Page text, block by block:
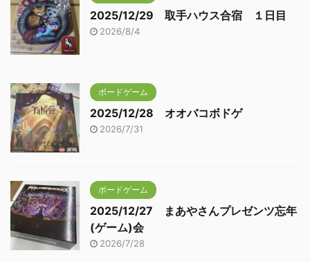
2025/12/29 取手ハウス合宿 １日目
2026/8/4
ボードゲーム
2025/12/28 オオバコボドゲ
2026/7/31
ボードゲーム
2025/12/27 まあやさんプレゼンツ忘年
(ゲーム)会
2026/7/28